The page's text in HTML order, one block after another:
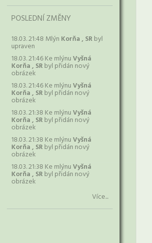
POSLEDNÍ ZMĚNY
18.03. 21:48 Mlýn Korňa , SRbyl
upraven
18.03. 21:46 Ke mlýnuVyšná
Korňa , SRbyl přidán nový
obrázek
18.03. 21:46 Ke mlýnuVyšná
Korňa , SRbyl přidán nový
obrázek
18.03. 21:38 Ke mlýnuVyšná
Korňa , SRbyl přidán nový
obrázek
18.03. 21:38 Ke mlýnuVyšná
Korňa , SRbyl přidán nový
obrázek
18.03. 21:38 Ke mlýnuVyšná
Korňa , SRbyl přidán nový
obrázek
Více...